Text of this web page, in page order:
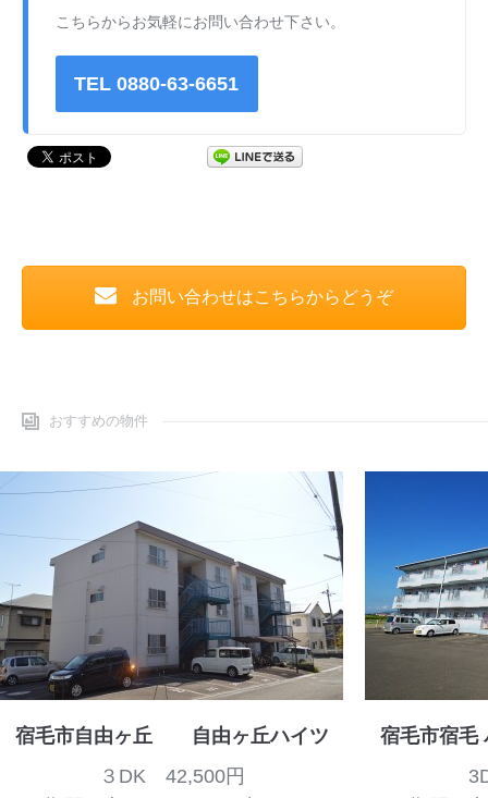
こちらからお気軽にお問い合わせ下さい。
TEL 0880-63-6651
お問い合わせはこちらからどうぞ
おすすめの物件
宿毛市自由ヶ丘 自由ヶ丘ハイツ
３DK 42,500円
宿毛市宿毛